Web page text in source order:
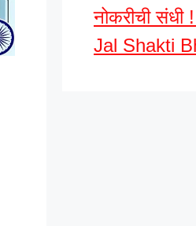
नोकरीची
Jal Shakti